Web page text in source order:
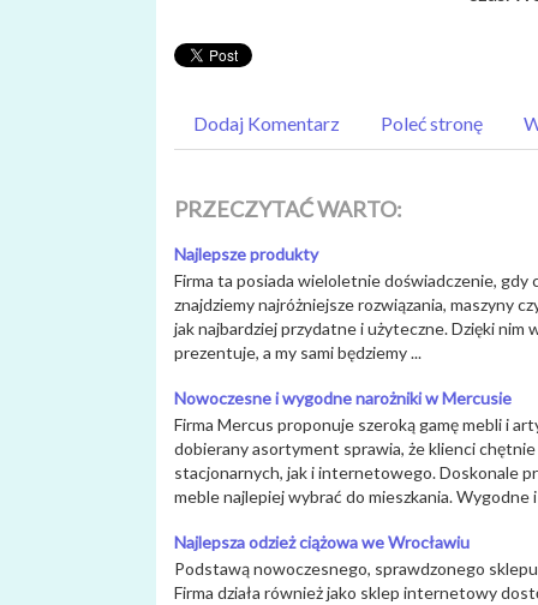
Dodaj Komentarz Poleć stronę
PRZECZYTAĆ WARTO:
Najlepsze produkty
Firma ta posiada wieloletnie doświadczenie, gdy
znajdziemy najróżniejsze rozwiązania, maszyny
jak najbardziej przydatne i użyteczne. Dzięki nim
prezentuje, a my sami będziemy ...
Nowoczesne i wygodne narożniki w Mercusie
Firma Mercus proponuje szeroką gamę mebli i
dobierany asortyment sprawia, że klienci
stacjonarnych, jak i internetowego. Doskonale
meble najlepiej wybrać do mieszkania. Wygodne
Najlepsza odzież ciążowa we Wrocławiu
Podstawą nowoczesnego, sprawdzonego
Firma działa również jako sklep internetowy